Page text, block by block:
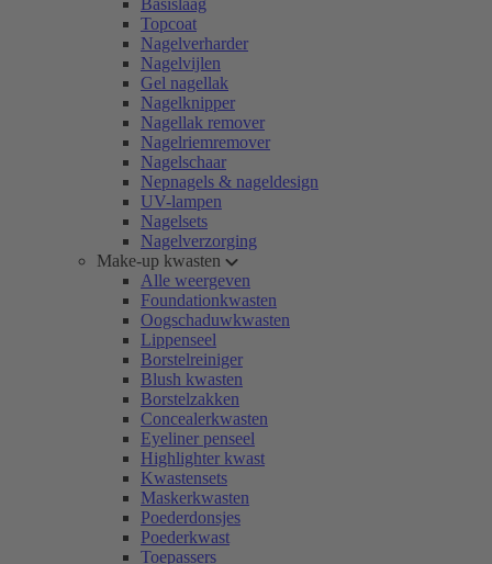
Basislaag
Topcoat
Nagelverharder
Nagelvijlen
Gel nagellak
Nagelknipper
Nagellak remover
Nagelriemremover
Nagelschaar
Nepnagels & nageldesign
UV-lampen
Nagelsets
Nagelverzorging
Make-up kwasten
Alle weergeven
Foundationkwasten
Oogschaduwkwasten
Lippenseel
Borstelreiniger
Blush kwasten
Borstelzakken
Concealerkwasten
Eyeliner penseel
Highlighter kwast
Kwastensets
Maskerkwasten
Poederdonsjes
Poederkwast
Toepassers